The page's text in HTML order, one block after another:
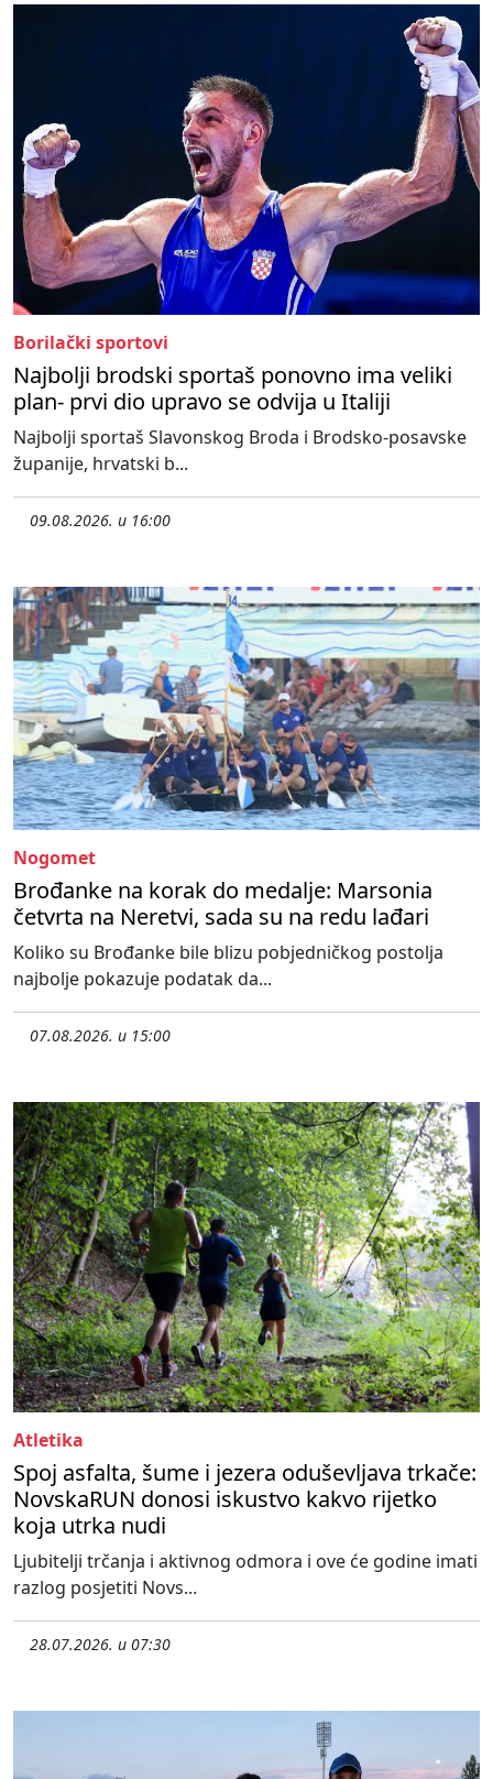
Borilački sportovi
Najbolji brodski sportaš ponovno ima veliki
plan- prvi dio upravo se odvija u Italiji
Najbolji sportaš Slavonskog Broda i Brodsko-posavske
županije, hrvatski b...
09.08.2026. u 16:00
Nogomet
Brođanke na korak do medalje: Marsonia
četvrta na Neretvi, sada su na redu lađari
Koliko su Brođanke bile blizu pobjedničkog postolja
najbolje pokazuje podatak da...
07.08.2026. u 15:00
Atletika
Spoj asfalta, šume i jezera oduševljava trkače:
NovskaRUN donosi iskustvo kakvo rijetko
koja utrka nudi
Ljubitelji trčanja i aktivnog odmora i ove će godine imati
razlog posjetiti Novs...
28.07.2026. u 07:30